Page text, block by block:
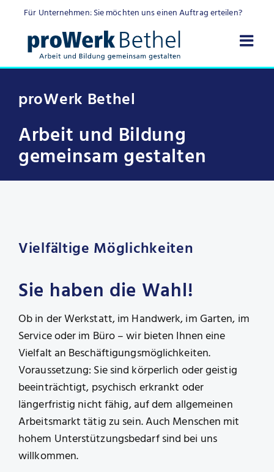
content
Für Unternehmen: Sie möchten uns einen Auftrag erteilen?
proWerk Bethel
Arbeit und Bildung
gemeinsam gestalten
Vielfältige Möglichkeiten
Sie haben die Wahl!
Ob in der Werkstatt, im Handwerk, im Garten, im
Service oder im Büro – wir bieten Ihnen eine
Vielfalt an Beschäftigungsmöglichkeiten.
Voraussetzung: Sie sind körperlich oder geistig
beeinträchtigt, psychisch erkrankt oder
längerfristig nicht fähig, auf dem allgemeinen
Arbeitsmarkt tätig zu sein. Auch Menschen mit
hohem Unterstützungsbedarf sind bei uns
willkommen.